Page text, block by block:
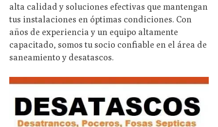
alta calidad y soluciones efectivas que mantengan
tus instalaciones en óptimas condiciones. Con
años de experiencia y un equipo altamente
capacitado, somos tu socio confiable en el área de
saneamiento y desatascos.